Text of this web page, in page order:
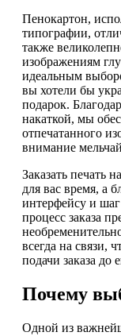
Пенокартон,
типографии,
также
изображениям
идеальным
вы хотели бы
подарок.
накаткой, мы
отпечатанного
внимание
Заказать печать
для вас время, а
интерфейсу и
процесс заказа
всегда на связи,
подачи заказа до
Почему
Одной из